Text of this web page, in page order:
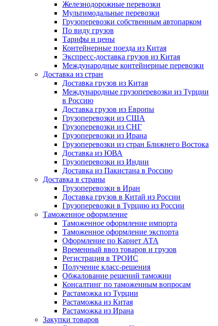
Железнодорожные перевозки
Мультимодальные перевозки
Грузоперевозки собственным автопарком
По виду грузов
Тарифы и цены
Контейнерные поезда из Китая
Экспресс-доставка грузов из Китая
Международные контейнерные перевозки
Доставка из стран
Доставка грузов из Китая
Международные грузоперевозки из Турции
в Россию
Доставка грузов из Европы
Грузоперевозки из США
Грузоперевозки из СНГ
Грузоперевозки из Ирана
Грузоперевозки из стран Ближнего Востока
Доставка из ЮВА
Грузоперевозки из Индии
Доставка из Пакистана в Россию
Доставка в страны
Грузоперевозки в Иран
Доставка грузов в Китай из России
Грузоперевозки в Турцию из России
Таможенное оформление
Таможенное оформление импорта
Таможенное оформление экспорта
Оформление по Карнет АТА
Временный ввоз товаров и грузов
Регистрация в ТРОИС
Получение класс-решения
Обжалование решений таможни
Консалтинг по таможенным вопросам
Растаможка из Турции
Растаможка из Китая
Растаможка из Ирана
Закупки товаров